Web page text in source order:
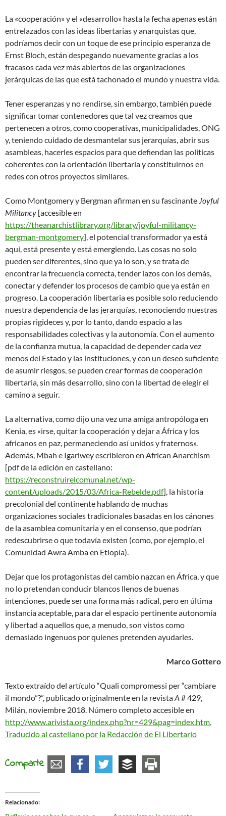
La «cooperación» y el «desarrollo» hasta la fecha apenas están
entrelazados con las ideas libertarias y anarquistas que,
podríamos decir con un toque de ese principio esperanza de
Ernst Bloch, están despegando nuevamente gracias a los
fracasos cada vez más abiertos de las organizaciones
jerárquicas de las que está tachonado el mundo y nuestra vida.
Tener esperanzas y no rendirse, sin embargo, también puede
significar tomar contenedores que tal vez creamos que
pertenecen a otros, como cooperativas, municipalidades, ONG
y, teniendo cuidado de desmantelar sus jerarquías, abrir sus
asambleas, hacerles espacios para que defiendan las políticas
coherentes con la orientación libertaria y constituirnos en
redes con otros proyectos similares.
Como Montgomery y Bergman afirman en su fascinante Joyful
Militancy [accesible en
https://theanarchistlibrary.org/library/joyful-militancy-
bergman-montgomery], el potencial transformador ya está
aquí, está presente y está emergiendo. Las cosas no solo
pueden ser diferentes, sino que ya lo son, y se trata de
encontrar la frecuencia correcta, tender lazos con los demás,
conectar y defender los procesos de cambio que ya están en
progreso. La cooperación libertaria es posible solo reduciendo
nuestra dependencia de las jerarquías, reconociendo nuestras
propias rigideces y, por lo tanto, dando espacio a las
responsabilidades colectivas y la autonomía. Con el aumento
de la confianza mutua, la capacidad de depender cada vez
menos del Estado y las instituciones, y con un deseo suficiente
de asumir riesgos, se pueden crear formas de cooperación
libertaria, sin más desarrollo, sino con la libertad de elegir el
camino a seguir.
La alternativa, como dijo una vez una amiga antropóloga en
Kenia, es «irse, quitar la cooperación y dejar a África y los
africanos en paz, permaneciendo así unidos y fraternos».
Además, Mbah e Igariwey escribieron en African Anarchism
[pdf de la edición en castellano:
https://reconstruirelcomunal.net/wp-
content/uploads/2015/03/Africa-Rebelde.pdf], la historia
precolonial del continente hablando de muchas
organizaciones sociales tradicionales basadas en los cánones
de la asamblea comunitaria y en el consenso, que podrían
redescubrirse o que todavía existen (como, por ejemplo, el
Comunidad Awra Amba en Etiopía).
Dejar que los protagonistas del cambio nazcan en África, y que
no lo pretendan conducir blancos llenos de buenas
intenciones, puede ser una forma más radical, pero en última
instancia aceptable, para dar el espacio pertinente autonomía
y libertad a aquellos que, a menudo, son vistos como
demasiado ingenuos por quienes pretenden ayudarles.
Marco Gottero
Texto extraído del artículo “Quali compromessi per “cambiare
il mondo”?”, publicado originalmente en la revistaA # 429,
Milán, noviembre 2018. Número completo accesible en
http://www.arivista.org/index.php?nr=429&pag=index.htm.
Traducido al castellano por la Redacción de El Libertario
Comparte
Relacionado